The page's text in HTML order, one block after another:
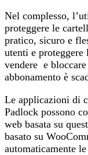
Nel complesso,
proteggere le
pratico, sicuro e
utenti e
vendere e
abbonamento è
Le applicazioni di
Padlock possono
web basata su
basato su
automaticamente